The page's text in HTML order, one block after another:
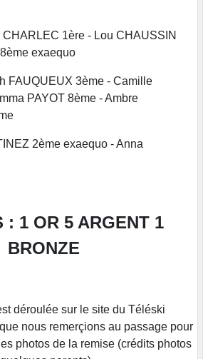
CHARLEC 1ère - Lou CHAUSSIN
exaequo
FAUQUEUX 3ème - Camille
PAYOT 8ème - Ambre
2ème exaequo - Anna
: 1 OR 5 ARGENT 1
BRONZE
déroulée sur le site du Téléski
nous remerçions au passage pour
photos de la remise (crédits photos